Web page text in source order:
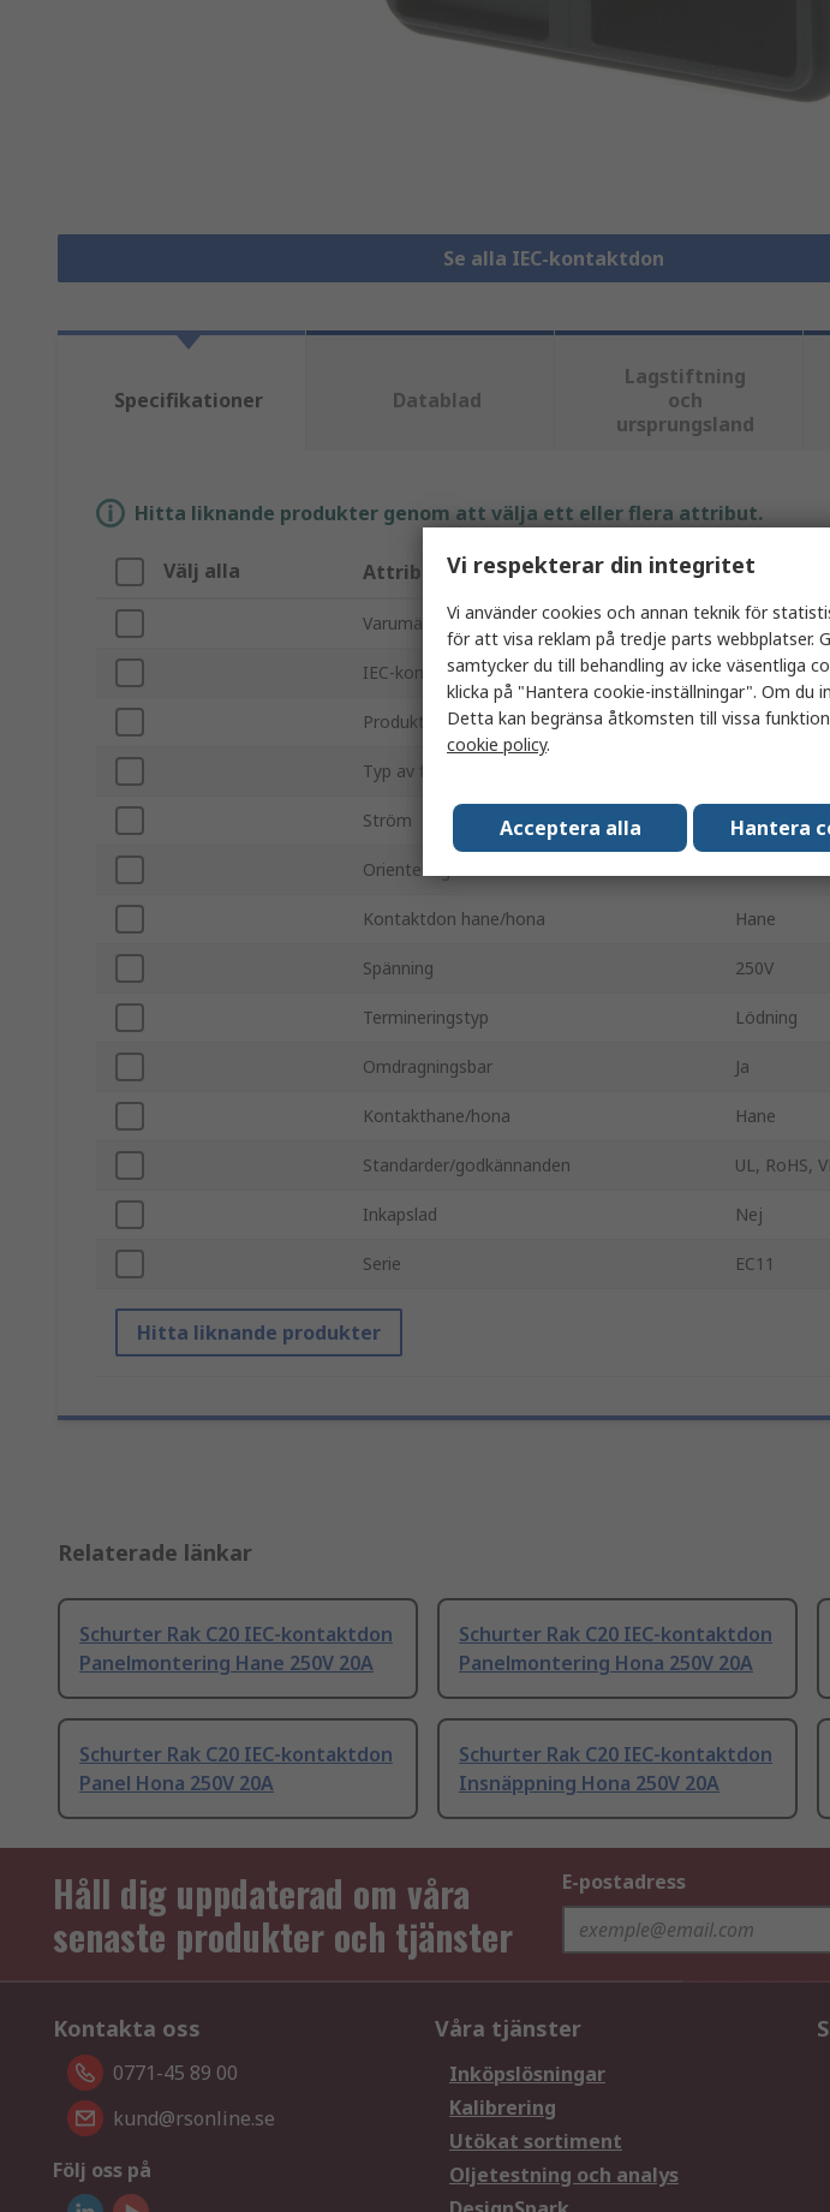
Se alla IEC-kontaktdon
Specifikationer Datablad
Lagstiftning
och
ursprungsland
Hitta liknande produkter genom att välja ett eller flera attribut.
Välj alla Attribut Värde
Varumärke Schurter
IEC-kontakttyp C20
Produkttyp IEC-
Typ av fäste
Ström 20A
Orientering
Kontaktdon hane/hona Hane
Spänning 250V
Termineringstyp Lödning
Omdragningsbar Ja
Kontakthane/hona Hane
Standarder/godkännanden UL, RoHS,
Inkapslad Nej
Serie EC11
Hitta liknande produkter
Relaterade länkar
Schurter Rak C20 IEC-kontaktdon
Panelmontering Hane 250V 20A
Schurter Rak C20 IEC-kontaktdon
Panelmontering Hona 250V 20A
Schurter Rak C20 IEC-kontaktdon
Panel Hona 250V 20A
Schurter Rak C20 IEC-kontaktdon
Insnäppning Hona 250V 20A
Håll dig uppdaterad om våra
senaste produkter och tjänster
E-postadress
Kontakta oss
0771-45 89 00
kund@rsonline.se
Följ oss på
Våra tjänster
Inköpslösningar
Kalibrering
Utökat sortiment
Oljetestning och analys
Vi respekterar din integritet
Vi använder cookies och annan teknik för
för att visa reklam på tredje parts webbplatser.
samtycker du till behandling av icke väsentliga
klicka på "Hantera cookie-inställningar". Om du
Detta kan begränsa åtkomsten till vissa
cookie policy.
Acceptera alla Hantera